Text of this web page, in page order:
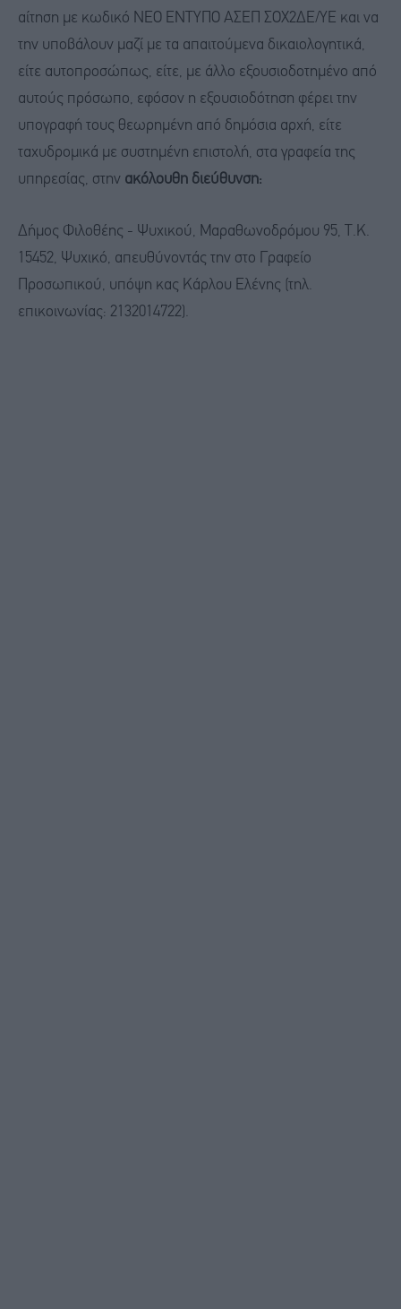
αίτηση με κωδικό ΝΕΟ ΕΝΤΥΠΟ ΑΣΕΠ ΣΟΧ2ΔΕ/ΥΕ και να
την υποβάλουν μαζί με τα απαιτούμενα δικαιολογητικά,
είτε αυτοπροσώπως, είτε, με άλλο εξουσιοδοτημένο από
αυτούς πρόσωπο, εφόσον η εξουσιοδότηση φέρει την
υπογραφή τους θεωρημένη από δημόσια αρχή, είτε
ταχυδρομικά με συστημένη επιστολή, στα γραφεία της
υπηρεσίας, στην ακόλουθη διεύθυνση:
Δήμος Φιλοθέης - Ψυχικού, Μαραθωνοδρόμου 95, Τ.Κ.
15452, Ψυχικό, απευθύνοντάς την στο Γραφείο
Προσωπικού, υπόψη κας Κάρλου Ελένης (τηλ.
επικοινωνίας: 2132014722).